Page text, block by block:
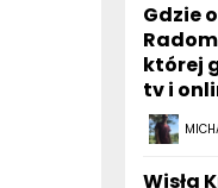
Gdzie
której
tv i
Wisła